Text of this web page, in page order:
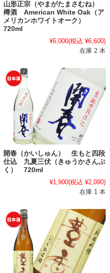
山形正宗（やまがたまさむね）
樽酒 American White Oak（ア
メリカンホワイトオーク）
720ml
¥6,000(税込 ¥6,600)
在庫 2 本
開春（かいしゅん） 生もと四段
仕込 九夏三伏（きゅうかさんぷ
く） 720ml
¥1,900(税込 ¥2,090)
在庫 1 本